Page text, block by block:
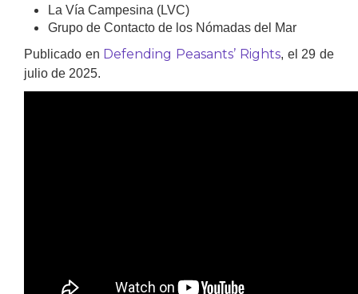
La Vía Campesina (LVC)
Grupo de Contacto de los Nómadas del Mar
Publicado en Defending Peasants’ Rights, el 29 de
julio de 2025.